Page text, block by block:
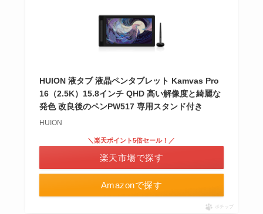
HUION 液タブ 液晶ペンタブレット Kamvas Pro
16（2.5K）15.8インチ QHD 高い解像度と綺麗な
発色 改良後のペンPW517 専用スタンド付き
HUION
Amazonで探す
＼楽天ポイント5倍セール！／
楽天市場で探す
ポチップ